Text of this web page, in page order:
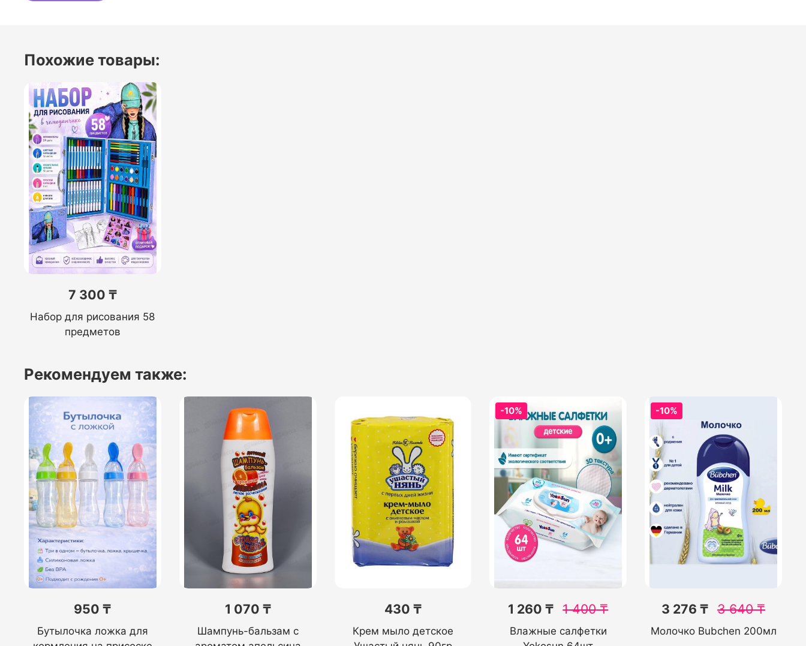
Похожие товары:
7 300 ₸
Набор для рисования 58
предметов
Рекомендуем также:
950 ₸
Бутылочка ложка для
1 070 ₸
Шампунь-бальзам с
430 ₸
Крем мыло детское
-10%
1 260 ₸ 1 400₸
Влажные салфетки
-10%
3 276 ₸ 3 640₸
Молочко Bubchen 200мл